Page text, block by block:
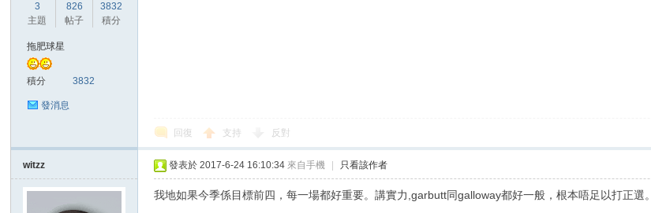
3
主題
826
帖子
3832
積分
拖肥球星
積分 3832
發消息
回復 支持 反對
witzz 發表於 2017-6-24 16:10:34 來自手機 只看該作者
我地如果今季係目標前四，每一場都好重要。講實力,garbutt同galloway都好一般，根本唔足以打正選。